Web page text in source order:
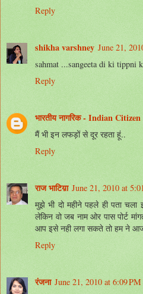
Reply
shikha varshney June 21,
sahmat ...sangeeta di ki tippni
Reply
भारतीय नागरिक - Indian Citizen
मैं भी इन लफड़ों से दूर रहता हूं..
Reply
राज भाटिय़ा June 21, 2010 at
मुझे भी दो महीने पहले ही पता
लेकिन वो जब नाम ओर पास पोर्ट
आप इसे नही लगा सकते तो हम ने
Reply
रंजना June 21, 2010 at 6:09 PM